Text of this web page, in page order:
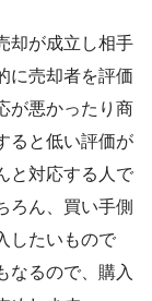
却が成立し相手
に売却者を評価
が悪かったり商
ると低い評価が
と対応する人で
ろん、買い手側
したいもので
なるので、購入